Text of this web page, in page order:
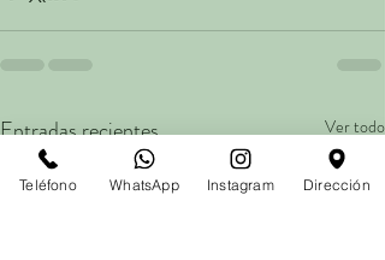
Entradas recientes Ver todo
Teléfono WhatsApp Instagram Dirección